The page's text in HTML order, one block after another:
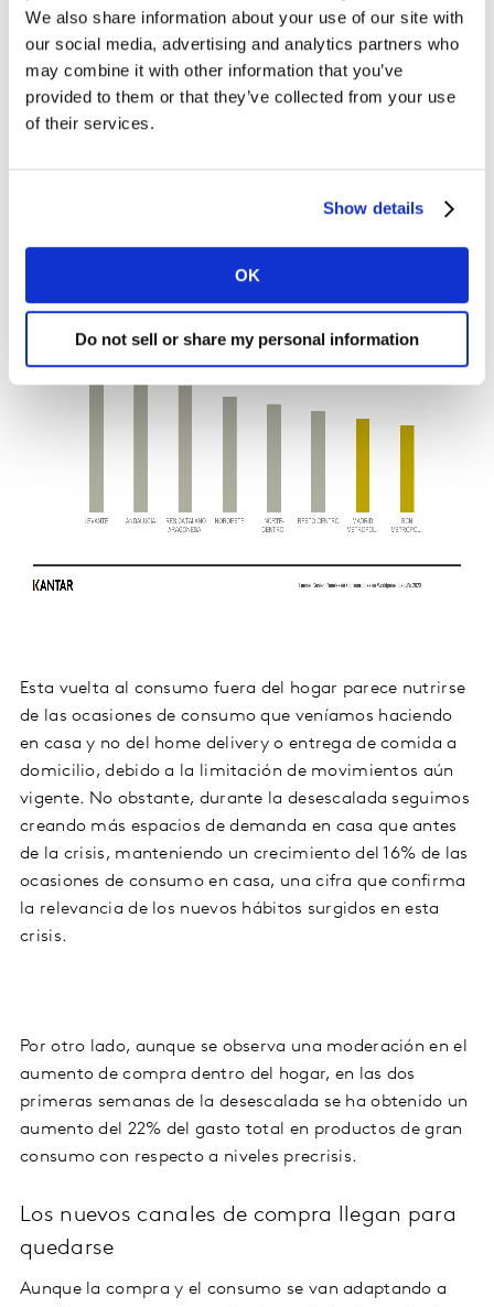
We also share information about your use of our site with
our social media, advertising and analytics partners who
may combine it with other information that you’ve
provided to them or that they’ve collected from your use
of their services.
Show details
OK
Do not sell or share my personal information
Cabe destacar que esta recuperación está
evolucionando de manera más lenta en las áreas
metropolitanas de Madrid y Barcelona, donde la fase 0
Esta vuelta al consumo fuera del hogar parece nutrirse
de las ocasiones de consumo que veníamos haciendo
en casa y no del home delivery o entrega de comida a
domicilio, debido a la limitación de movimientos aún
vigente. No obstante, durante la desescalada seguimos
creando más espacios de demanda en casa que antes
de la crisis, manteniendo un crecimiento del 16% de las
ocasiones de consumo en casa, una cifra que confirma
la relevancia de los nuevos hábitos surgidos en esta
crisis.
Por otro lado, aunque se observa una moderación en el
aumento de compra dentro del hogar, en las dos
primeras semanas de la desescalada se ha obtenido un
aumento del 22% del gasto total en productos de gran
consumo con respecto a niveles precrisis.
Los nuevos canales de compra llegan para
quedarse
Aunque la compra y el consumo se van adaptando a